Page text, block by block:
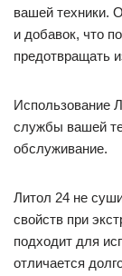
вашей техники.
и добавок, что
предотвращать
Использование
службы вашей
обслуживание.
Литол 24 не
свойств при
подходит для
отличается